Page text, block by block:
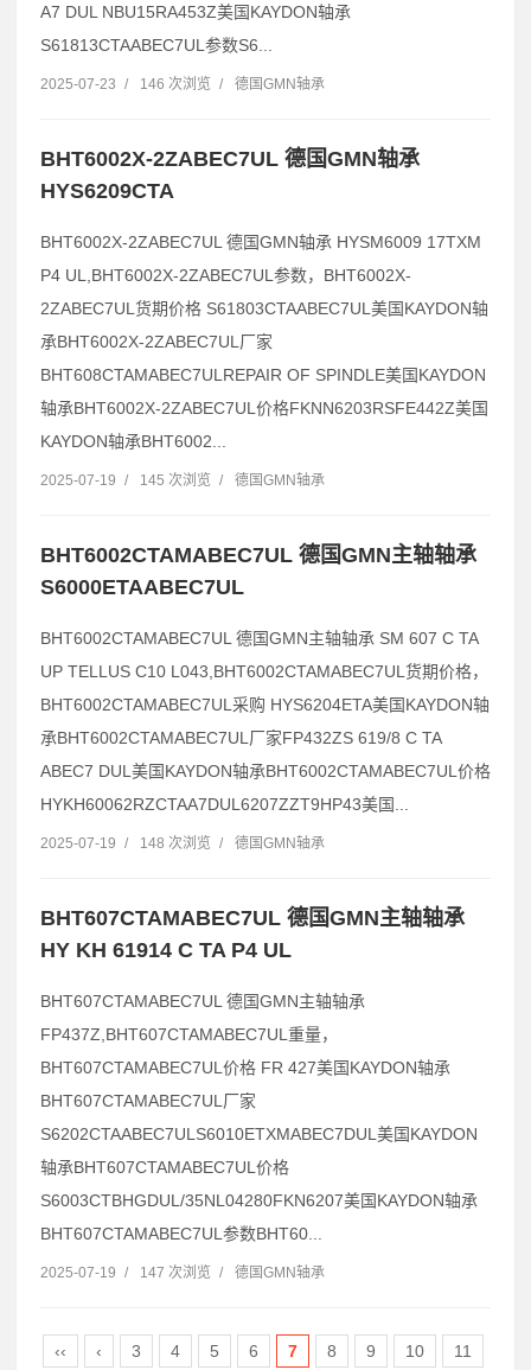
A7 DUL NBU15RA453Z美国KAYDON轴承
S61813CTAABEC7UL参数S6...
2025-07-23 / 146 次浏览 / 德国GMN轴承
BHT6002X-2ZABEC7UL 德国GMN轴承
HYS6209CTA
BHT6002X-2ZABEC7UL 德国GMN轴承 HYSM6009 17TXM
P4 UL,BHT6002X-2ZABEC7UL参数，BHT6002X-
2ZABEC7UL货期价格 S61803CTAABEC7UL美国KAYDON轴
承BHT6002X-2ZABEC7UL厂家
BHT608CTAMABEC7ULREPAIR OF SPINDLE美国KAYDON
轴承BHT6002X-2ZABEC7UL价格FKNN6203RSFE442Z美国
KAYDON轴承BHT6002...
2025-07-19 / 145 次浏览 / 德国GMN轴承
BHT6002CTAMABEC7UL 德国GMN主轴轴承
S6000ETAABEC7UL
BHT6002CTAMABEC7UL 德国GMN主轴轴承 SM 607 C TA
UP TELLUS C10 L043,BHT6002CTAMABEC7UL货期价格，
BHT6002CTAMABEC7UL采购 HYS6204ETA美国KAYDON轴
承BHT6002CTAMABEC7UL厂家FP432ZS 619/8 C TA
ABEC7 DUL美国KAYDON轴承BHT6002CTAMABEC7UL价格
HYKH60062RZCTAA7DUL6207ZZT9HP43美国...
2025-07-19 / 148 次浏览 / 德国GMN轴承
BHT607CTAMABEC7UL 德国GMN主轴轴承
HY KH 61914 C TA P4 UL
BHT607CTAMABEC7UL 德国GMN主轴轴承
FP437Z,BHT607CTAMABEC7UL重量，
BHT607CTAMABEC7UL价格 FR 427美国KAYDON轴承
BHT607CTAMABEC7UL厂家
S6202CTAABEC7ULS6010ETXMABEC7DUL美国KAYDON
轴承BHT607CTAMABEC7UL价格
S6003CTBHGDUL/35NL04280FKN6207美国KAYDON轴承
BHT607CTAMABEC7UL参数BHT60...
2025-07-19 / 147 次浏览 / 德国GMN轴承
‹‹ ‹ 3 4 5 6 7 8 9 10 11